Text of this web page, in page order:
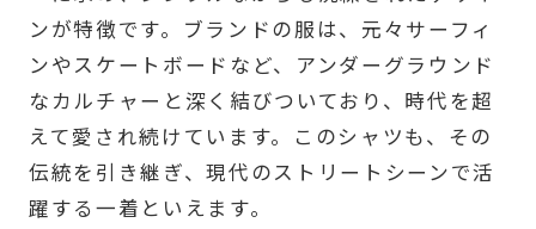
ンが特徴です。ブランドの服は、元々サーフィ
ンやスケートボードなど、アンダーグラウンド
なカルチャーと深く結びついており、時代を超
えて愛され続けています。このシャツも、その
伝統を引き継ぎ、現代のストリートシーンで活
躍する一着といえます。